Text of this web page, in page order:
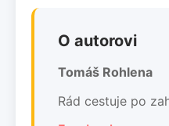
O autorovi
Tomáš Rohlena
Rád cestuje po